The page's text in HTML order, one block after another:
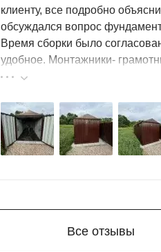
клиенту, все подробно
обсуждался вопрос
Время сборки было
удобное. Монтажники-
культурные ребята. Спасибо
большой выбор продукции,
цены.
Все отзывы